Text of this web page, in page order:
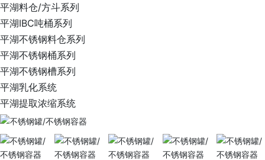
平湖料仓/方斗系列
平湖IBC吨桶系列
平湖不锈钢料仓系列
平湖不锈钢桶系列
平湖不锈钢槽系列
平湖乳化系统
平湖提取浓缩系统